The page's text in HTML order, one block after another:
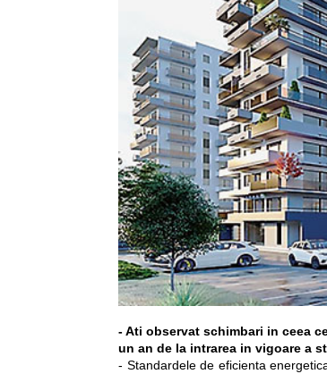
- Ati observat schimbari in ceea
un an de la intrarea in vigoare a
- Standardele de eficienta